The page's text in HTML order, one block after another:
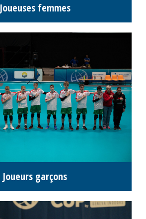
Joueuses femmes
Joueurs garçons